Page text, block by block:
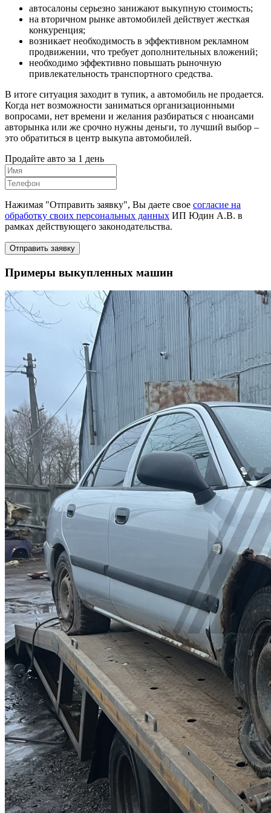
автосалоны серьезно занижают выкупную стоимость;
на вторичном рынке автомобилей действует жесткая
конкуренция;
возникает необходимость в эффективном рекламном
продвижении, что требует дополнительных вложений;
необходимо эффективно повышать рыночную
привлекательность транспортного средства.
В итоге ситуация заходит в тупик, а автомобиль не продается.
Когда нет возможности заниматься организационными
вопросами, нет времени и желания разбираться с нюансами
авторынка или же срочно нужны деньги, то лучший выбор –
это обратиться в центр выкупа автомобилей.
Продайте авто за 1 день
Нажимая "Отправить заявку", Вы даете свое согласие на
обработку своих персональных данных ИП Юдин А.В. в
рамках действующего законодательства.
Отправить заявку
Примеры выкупленных машин